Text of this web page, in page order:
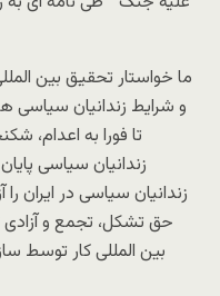
ما خواستار تحقیق بین
و شرایط زندانیان
تا فورا به اعدام،
زندانیان سیاسی
زندانیان سیاسی در ایران
حق تشکل، تجمع و آزادی
بین المللی کار توسط